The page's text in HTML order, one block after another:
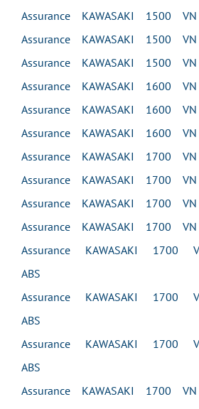
Assurance KAWASAKI 1500 VN
Assurance KAWASAKI 1500 VN
Assurance KAWASAKI 1500 VN
Assurance KAWASAKI 1600 VN
Assurance KAWASAKI 1600 VN
Assurance KAWASAKI 1600 VN
Assurance KAWASAKI 1700 VN
Assurance KAWASAKI 1700 VN
Assurance KAWASAKI 1700 VN
Assurance KAWASAKI 1700 VN
Assurance KAWASAKI 1700 VN
ABS
Assurance KAWASAKI 1700 VN
ABS
Assurance KAWASAKI 1700 VN
ABS
Assurance KAWASAKI 1700 VN